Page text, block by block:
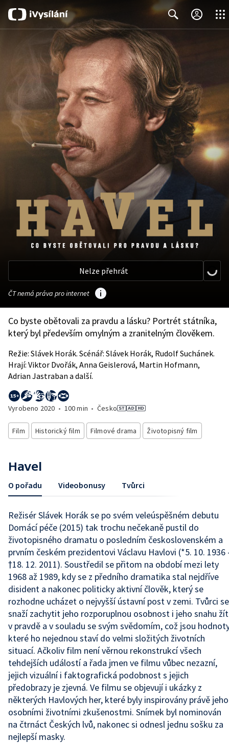
Search
Nelze přehrát
ČT nemá práva pro internet
Co byste obětovali za pravdu a lásku? Portrét státníka,
který byl především omylným a zranitelným člověkem.
Režie: Slávek Horák. Scénář: Slávek Horák, Rudolf Suchánek.
Hrají: Viktor Dvořák, Anna Geislerová, Martin Hofmann,
Adrian Jastraban a další.
Vyrobeno 2020 • 100 min •Česko
Film Historický film Filmové drama Životopisný film
Havel
O pořadu Videobonusy Tvůrci
Režisér Slávek Horák se po svém veleúspěšném debutu
Domácí péče (2015) tak trochu nečekaně pustil do
životopisného dramatu o posledním československém a
prvním českém prezidentovi Václavu Havlovi (*5. 10. 1936
†18. 12. 2011). Soustředil se přitom na období mezi lety
1968 až 1989, kdy se z předního dramatika stal nejdříve
disident a nakonec politicky aktivní člověk, který se
rozhodne ucházet o nejvyšší ústavní post v zemi. Tvůrci se
snaží zachytit jeho rozporuplnou osobnost i jeho snahu žít
v pravdě a v souladu se svým svědomím, což jsou
které ho nejednou staví do velmi složitých životních
situací. Ačkoliv film není věrnou rekonstrukcí všech
tehdejších událostí a řada jmen ve filmu vůbec nezazní,
jejich vizuální i faktografická podobnost s jejich
předobrazy je zjevná. Ve filmu se objevují i ukázky z
některých Havlových her, které byly inspirovány právě jeho
osobními životními zkušenostmi. Snímek byl nominován
na čtrnáct Českých lvů, nakonec si odnesl jednu sošku za
nejlepší masky.